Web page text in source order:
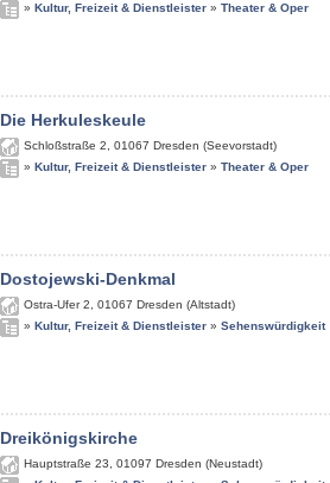
» Kultur, Freizeit & Dienstleister » Theater & Oper
Die Herkuleskeule
Schloßstraße 2 01067 Dresden (Seevorstadt)
» Kultur, Freizeit & Dienstleister » Theater & Oper
Dostojewski-Denkmal
Ostra-Ufer 2 01067 Dresden (Altstadt)
» Kultur, Freizeit & Dienstleister » Sehenswürdigkeit
Dreikönigskirche
Hauptstraße 23 01097 Dresden (Neustadt)